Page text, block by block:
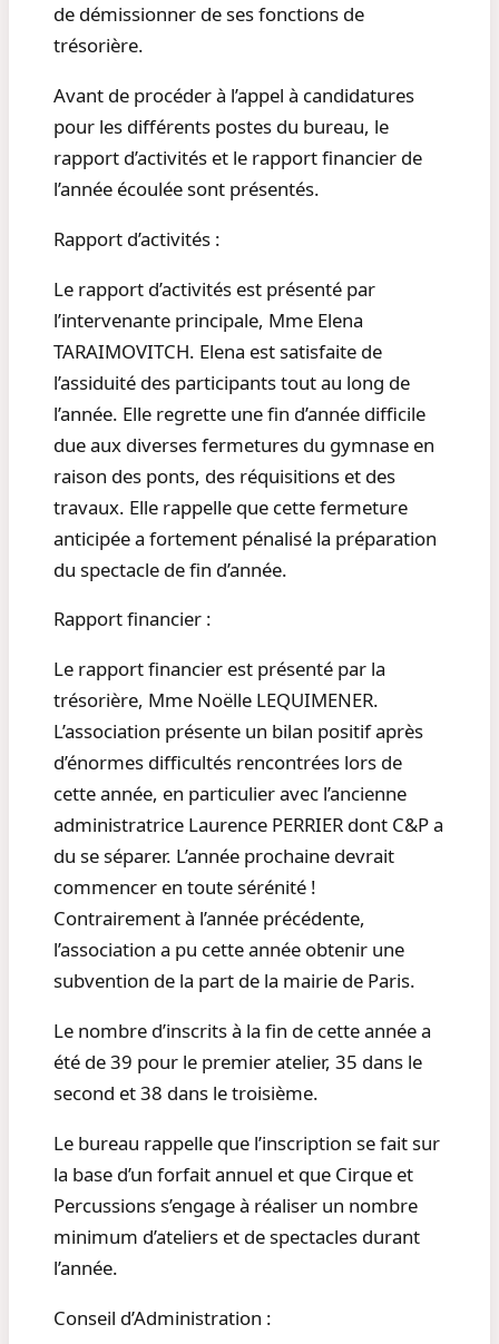
de démissionner de ses fonctions de
trésorière.
Avant de procéder à l’appel à candidatures
pour les différents postes du bureau, le
rapport d’activités et le rapport financier de
l’année écoulée sont présentés.
Rapport d’activités :
Le rapport d’activités est présenté par
l’intervenante principale, Mme Elena
TARAIMOVITCH. Elena est satisfaite de
l’assiduité des participants tout au long de
l’année. Elle regrette une fin d’année difficile
due aux diverses fermetures du gymnase en
raison des ponts, des réquisitions et des
travaux. Elle rappelle que cette fermeture
anticipée a fortement pénalisé la préparation
du spectacle de fin d’année.
Rapport financier :
Le rapport financier est présenté par la
trésorière, Mme Noëlle LEQUIMENER.
L’association présente un bilan positif après
d’énormes difficultés rencontrées lors de
cette année, en particulier avec l’ancienne
administratrice Laurence PERRIER dont C&P a
du se séparer. L’année prochaine devrait
commencer en toute sérénité !
Contrairement à l’année précédente,
l’association a pu cette année obtenir une
subvention de la part de la mairie de Paris.
Le nombre d’inscrits à la fin de cette année a
été de 39 pour le premier atelier, 35 dans le
second et 38 dans le troisième.
Le bureau rappelle que l’inscription se fait sur
la base d’un forfait annuel et que Cirque et
Percussions s’engage à réaliser un nombre
minimum d’ateliers et de spectacles durant
l’année.
Conseil d’Administration :